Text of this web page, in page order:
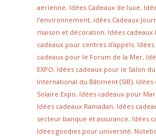
aerienne, Idées Cadeaux de luxe,
l'environnement, idées Cadeaux
maison et décoration, Idées cadeaux
cadeaux pour centres d'appels,
cadeaux pour le Forum de la Mer,
EXPO, Idées cadeaux pour le Salon
International du Bâtiment (SIB), Idées
Solaire Expo, Idées cadeaux pour
Idées cadeaux Ramadan, Idées
secteur banque et assurance, Idées
Idées goodies pour université,